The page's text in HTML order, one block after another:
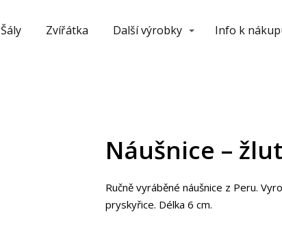
Šály Zvířátka Další výrobky Info k
Náušnice –
Ručně vyráběné náušnice z Peru.
pryskyřice. Délka 6 cm.